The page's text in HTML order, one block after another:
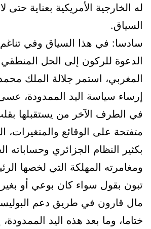
له الخارجية الأمريكية بعناية حتى
السياق.
سادسا: في هذا السياق وفي
الدعوة للركون إلى الحل
المغربي، استمر جلالة الملك
إرساء سياسة اليد الممدودة،
في الطرف الآخر من يستقبلها
متفتحة على الوقائع والمتغيرات،
بكثير النظام الجزائري وحساباته
ومغامرته المهلكة التي لخصها
تبون بقول سواء كان بوعي أو
مال قارون في طريق دعم
ختاما، وما بعد هذه اليد الممدودة،